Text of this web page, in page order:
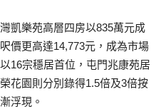
凱樂苑高層四房以835萬元成
價更高達14,773元，成為市場
16宗穩居首位，屯門兆康苑居
花園則分別錄得1.5倍及3倍按
浮現。